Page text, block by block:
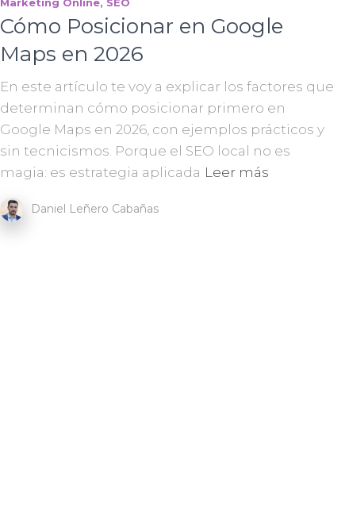
Cómo Posicionar en Google
Maps en 2026
En este artículo te voy a explicar los factores que
determinan cómo posicionar primero en
Google Maps en 2026, con ejemplos prácticos y
sin tecnicismos. Porque el SEO local no es
magia: es estrategia aplicada Leer más
Daniel Leñero Cabañas